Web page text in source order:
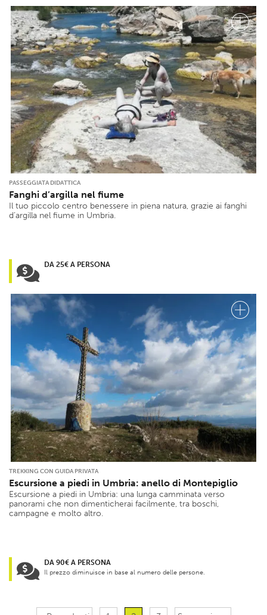
PASSEGGIATA DIDATTICA
Fanghi d’argilla nel fiume
Il tuo piccolo centro benessere in piena natura, grazie ai fanghi
d’argilla nel fiume in Umbria.
DA 25€ A PERSONA
TREKKING CON GUIDA PRIVATA
Escursione a piedi in Umbria: anello di Montepiglio
Escursione a piedi in Umbria: una lunga camminata verso
panorami che non dimenticherai facilmente, tra boschi,
campagne e molto altro.
DA 90€ A PERSONA
Il prezzo diminuisce in base al numero delle persone.